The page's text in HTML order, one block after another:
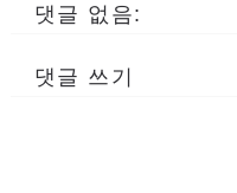
댓글 없음:
댓글 쓰기